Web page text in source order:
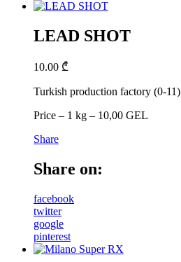
LEAD SHOT
10.00 ₾
Turkish production factory (0-11)
Price – 1 kg – 10,00 GEL
Share
Share on:
facebook
twitter
google
pinterest